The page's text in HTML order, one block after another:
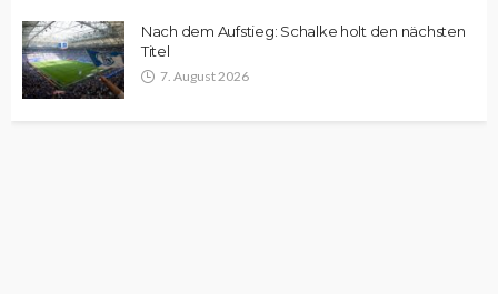
Nach dem Aufstieg: Schalke holt den nächsten
Titel
7. August 2026